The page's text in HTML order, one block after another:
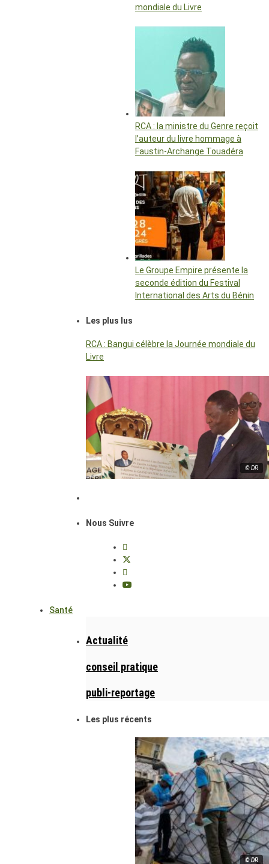
mondiale du Livre
RCA : la ministre du Genre reçoit
l’auteur du livre hommage à
Faustin-Archange Touadéra
Le Groupe Empire présente la
seconde édition du Festival
International des Arts du Bénin
Les plus lus
RCA : Bangui célèbre la Journée mondiale du
Livre
© DR
Nous Suivre
Santé
Actualité
conseil pratique
publi-reportage
Les plus récents
© DR